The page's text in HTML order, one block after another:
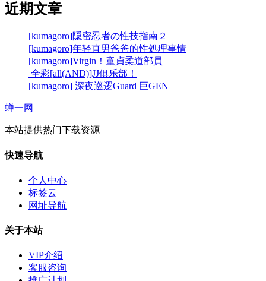
近期文章
[kumagoro]隠密忍者の性技指南２
[kumagoro]年轻直男爸爸的性処理事情
[kumagoro]Virgin！童貞柔道部員
全彩[all(AND)]JJ俱乐部！
[kumagoro] 深夜巡逻Guard 巨GEN
蝉一网
本站提供热门下载资源
快速导航
个人中心
标签云
网址导航
关于本站
VIP介绍
客服咨询